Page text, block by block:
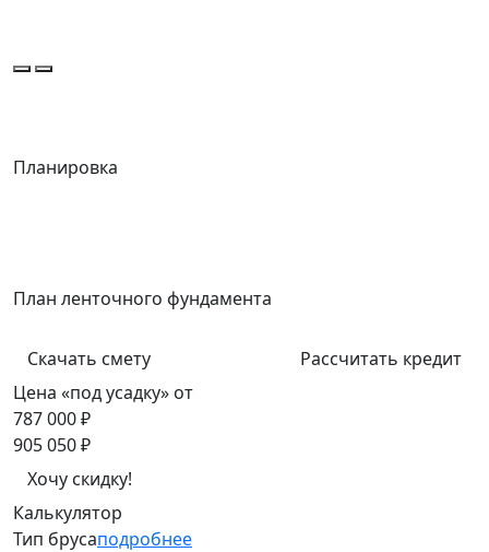
Планировка
План ленточного фундамента
Скачать смету
Рассчитать кредит
Цена «под усадку» от
787 000 ₽
905 050 ₽
Хочу скидку!
Калькулятор
Тип брусаподробнее